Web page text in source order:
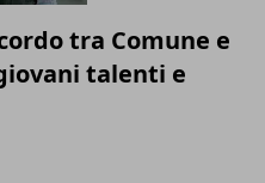
tra Comune e
talenti e